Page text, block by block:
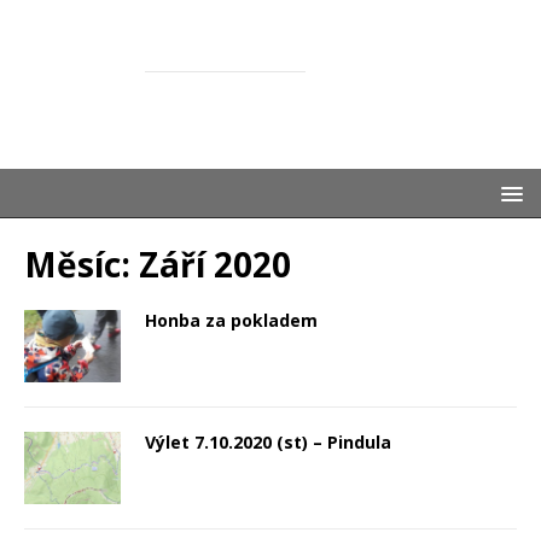
Měsíc: Září 2020
Honba za pokladem
Výlet 7.10.2020 (st) – Pindula